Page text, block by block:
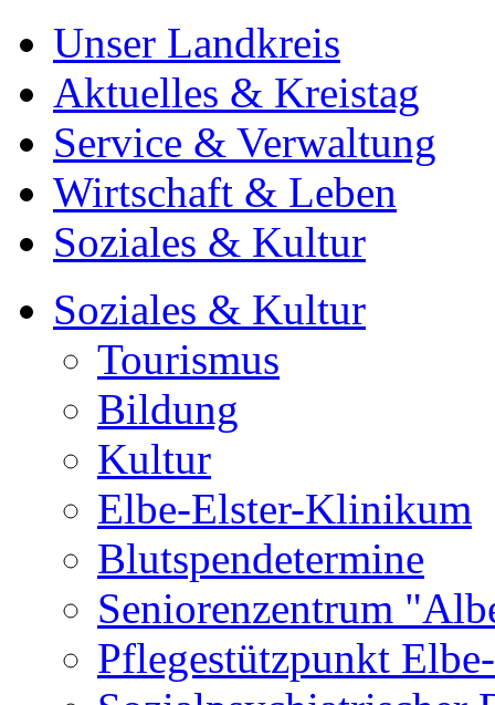
Unser Landkreis
Aktuelles & Kreistag
Service & Verwaltung
Wirtschaft & Leben
Soziales & Kultur
Soziales & Kultur
Tourismus
Bildung
Kultur
Elbe-Elster-Klinikum
Blutspendetermine
Seniorenzentrum
Pflegestützpunkt